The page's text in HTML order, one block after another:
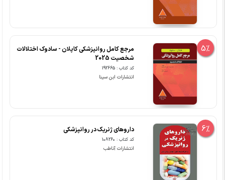
5%
مرجع کامل روانپزشکی کاپلان - سادوک اختلالات
شخصیت 2025
کد کتاب : 192665
انتشارات ابن سینا
6% داروهای ژنریک در روانپزشکی
کد کتاب : 108260
انتشارات آناطب